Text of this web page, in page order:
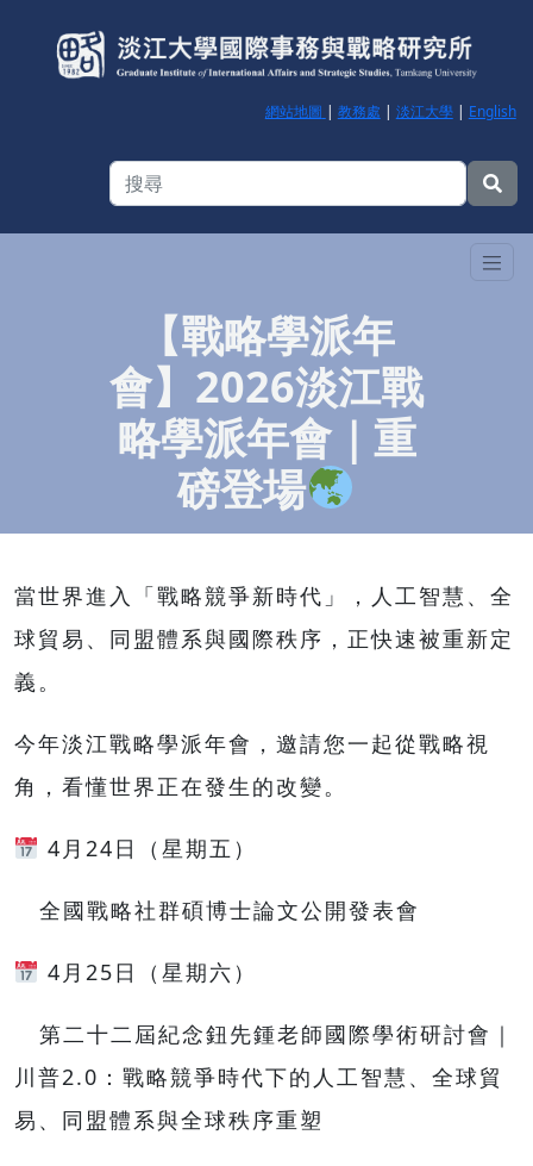
網站地圖 | 教務處 | 淡江大學| English
【戰略學派年
會】2026淡江戰
略學派年會｜重
磅登場
當世界進入「戰略競爭新時代」，人工智慧、全
球貿易、同盟體系與國際秩序，正快速被重新定
義。
今年淡江戰略學派年會，邀請您一起從戰略視
角，看懂世界正在發生的改變。
4月24日（星期五）
全國戰略社群碩博士論文公開發表會
4月25日（星期六）
第二十二屆紀念鈕先鍾老師國際學術研討會｜
川普2.0：戰略競爭時代下的人工智慧、全球貿
易、同盟體系與全球秩序重塑